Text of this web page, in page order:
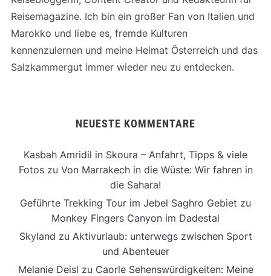
Reisemagazine. Ich bin ein großer Fan von Italien und
Marokko und liebe es, fremde Kulturen
kennenzulernen und meine Heimat Österreich und das
Salzkammergut immer wieder neu zu entdecken.
NEUESTE KOMMENTARE
Kasbah Amridil in Skoura – Anfahrt, Tipps & viele
Fotoszu Von Marrakech in die Wüste: Wir fahren in
die Sahara!
Geführte Trekking Tour im Jebel Saghro Gebiet zu
Monkey Fingers Canyon im Dadestal
Skyland zu Aktivurlaub: unterwegs zwischen Sport
und Abenteuer
Melanie Deisl zu Caorle Sehenswürdigkeiten: Meine